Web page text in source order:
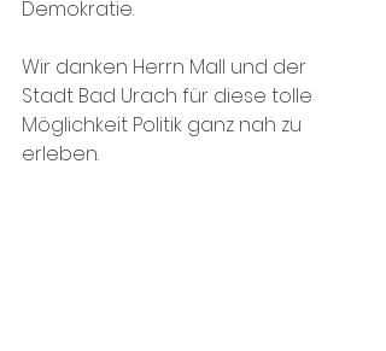
Demokratie.
Wir danken Herrn Mall und der
Stadt Bad Urach für diese tolle
Möglichkeit Politik ganz nah zu
erleben.